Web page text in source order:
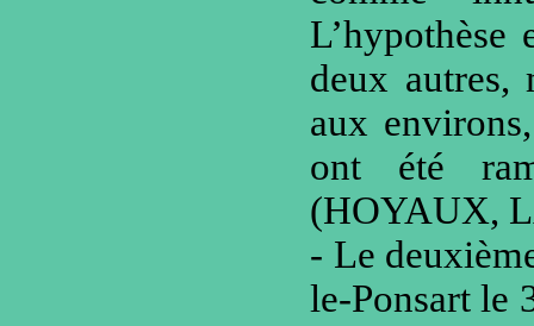
L’hypothèse
deux autres,
aux
ont été
(HOYAUX,
- Le
le-Ponsart le